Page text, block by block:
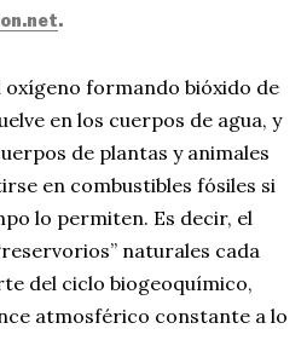
.
formando bióxido de
en los cuerpos de agua, y
de plantas y animales
en combustibles fósiles si
lo permiten. Es decir, el
naturales cada
del ciclo biogeoquímico,
atmosférico constante a lo